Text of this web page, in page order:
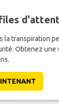
la transpiration
Obtenez une